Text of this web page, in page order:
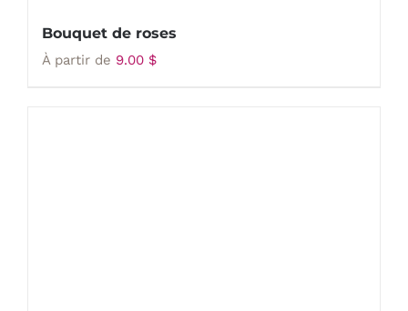
Bouquet de roses
À partir de 9.00 $